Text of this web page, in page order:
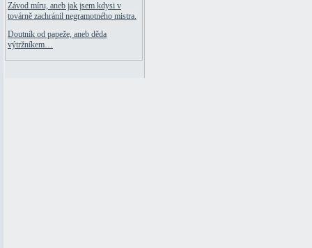
Závod míru, aneb jak jsem kdysi v
továrně zachránil negramotného mistra.
Doutník od papeže, aneb děda
výtržníkem…